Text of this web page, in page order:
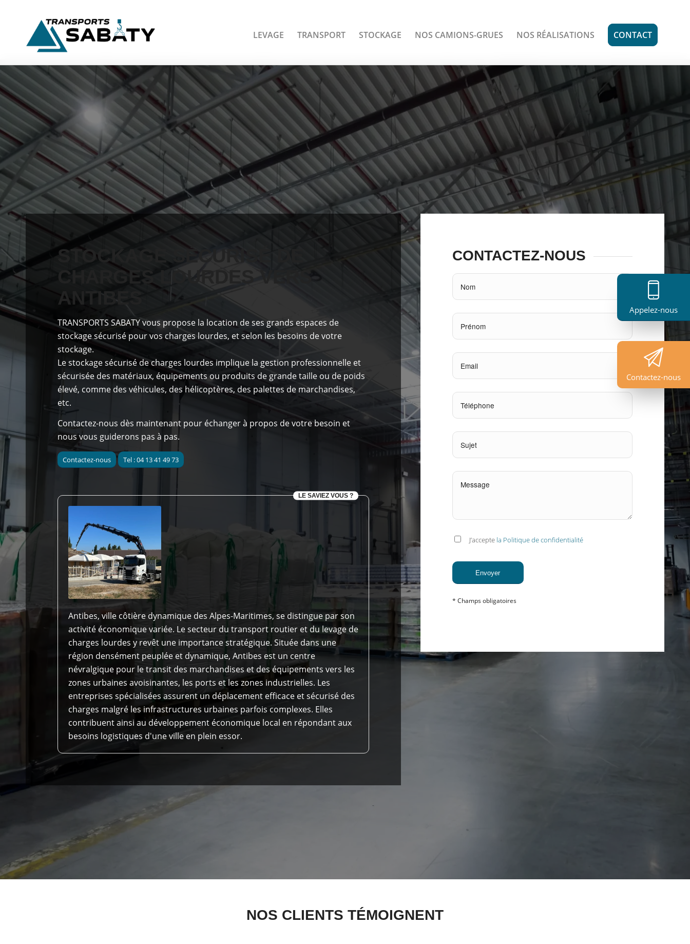
LEVAGE TRANSPORT STOCKAGE NOS CAMIONS-GRUES NOS RÉALISATIONS CONTACT
Appelez-nous
Contactez-nous
STOCKAGE SÉCURISÉ DE
CHARGES LOURDES VERS
ANTIBES
TRANSPORTS SABATYvous propose la location de ses grands espaces de
stockage sécurisé pour vos charges lourdes, et selon les besoins de votre
stockage.
Le stockage sécurisé de charges lourdes implique la gestion professionnelle et
sécurisée des matériaux, équipements ou produits de grande taille ou de poids
élevé, comme des véhicules, des hélicoptères, des palettes de marchandises,
etc.
Contactez-nous dès maintenant pour échanger à propos de votre besoin et
nous vous guiderons pas à pas.
Contactez-nous Tel : 04 13 41 49 73
LE SAVIEZ VOUS ?
Antibes, ville côtière dynamique des Alpes-Maritimes, se distingue par son
activité économique variée. Le secteur du transport routier et du levage de
charges lourdes y revêt une importance stratégique. Située dans une
région densément peuplée et dynamique, Antibes est un centre
névralgique pour le transit des marchandises et des équipements vers les
zones urbaines avoisinantes, les ports et les zones industrielles. Les
entreprises spécialisées assurent un déplacement efficace et sécurisé des
charges malgré les infrastructures urbaines parfois complexes. Elles
contribuent ainsi au développement économique local en répondant aux
besoins logistiques d'une ville en plein essor.
CONTACTEZ-NOUS
J’accepte la Politique de confidentialité
* Champs obligatoires
NOS CLIENTS TÉMOIGNENT